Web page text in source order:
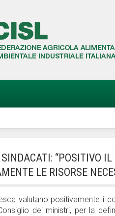
SINDACATI: “POSITIVO
LE RISORSE
valutano positivamente i
dei ministri, per la